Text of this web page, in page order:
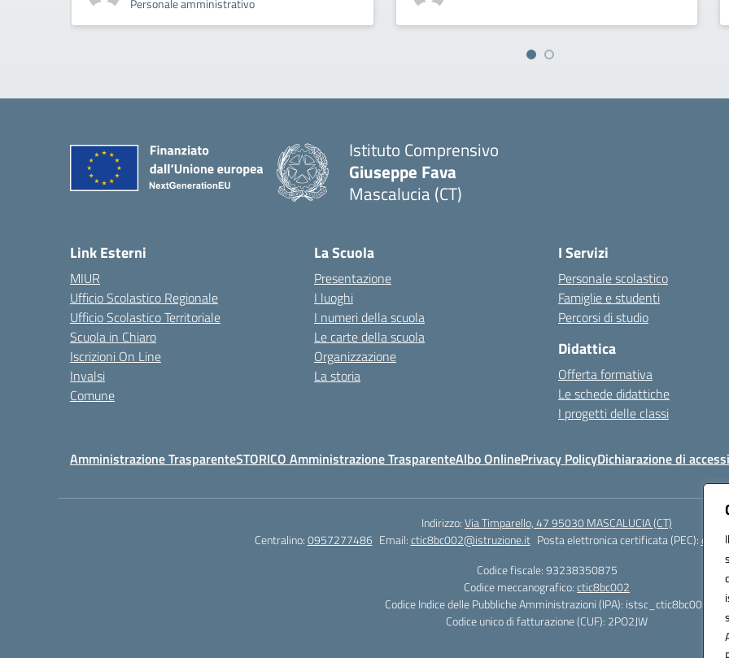
Personale amministrativo
Istituto Comprensivo
Giuseppe Fava
Mascalucia (CT)
Link Esterni
MIUR
Ufficio Scolastico Regionale
Ufficio Scolastico Territoriale
Scuola in Chiaro
Iscrizioni On Line
Invalsi
Comune
La Scuola
Presentazione
I luoghi
I numeri della scuola
Le carte della scuola
Organizzazione
La storia
I Servizi
Personale scolastico
Famiglie e studenti
Percorsi di studio
Didattica
Offerta formativa
Le schede didattiche
I progetti delle classi
Amministrazione TrasparenteSTORICO Amministrazione TrasparenteAlbo OnlinePrivacy PolicyDichiarazione di
Indirizzo:Via Timparello, 47 95030 MASCALUCIA (CT)
Centralino:0957277486 Email:ctic8bc002@istruzione.it Posta elettronica certificata (PEC):
Codice fiscale: 93238350875
Codice meccanografico:ctic8bc002
Codice Indice delle Pubbliche Amministrazioni (IPA): istsc_ctic8bc002
Codice unico di fatturazione (CUF): 2PO2JW